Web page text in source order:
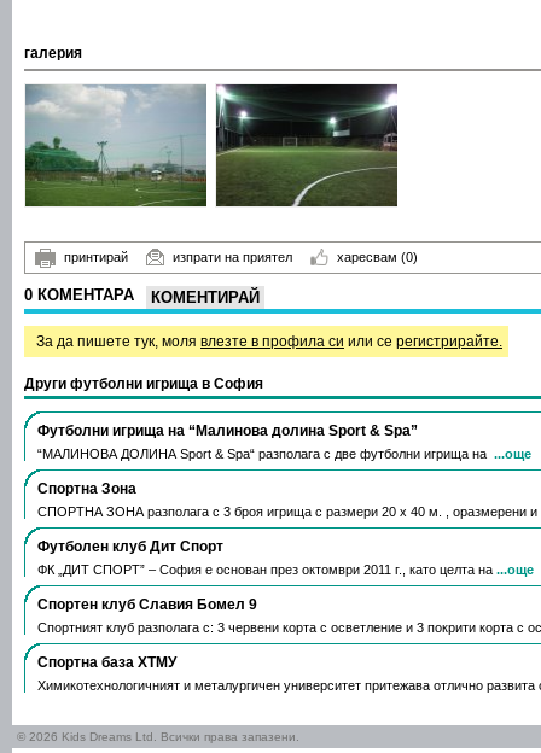
галерия
принтирай изпрати на приятел харесвам (0)
0 КОМЕНТАРА КОМЕНТИРАЙ
За да пишете тук, моля влезте в профила си или се регистрирайте.
Други футболни игрища в София
Футболни игрища на “Малинова долина Sport & Spa”
“МАЛИНОВА ДОЛИНА Sport & Spa“ разполага с две футболни игрища на ...още
Спортна Зона
СПОРТНА ЗОНА разполага с 3 броя игрища с размери 20 х 40 м. , оразмерени и
Футболен клуб Дит Спорт
ФК „ДИТ СПОРТ” – София е основан през октомври 2011 г., като целта на ...още
Спортен клуб Славия Бомел 9
Спортният клуб разполага с: 3 червени корта с oсветление и 3 покрити корта с
Спортна база ХТМУ
Химикотехнологичният и металургичен университет притежава отлично развита
© 2026 Kids Dreams Ltd. Всички права запазени.